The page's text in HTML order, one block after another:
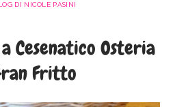
CESENA
MODENA
menu
LAZIO
AUSTRIA
AFRICA apri
EGITTO
ASIA apri
DI NICOLE PASINI
Cesenatico Osteria
Fritto